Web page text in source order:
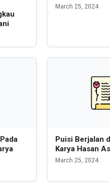
March 25, 2024
Puisi Berjalan
Karya Hasan
March 25, 2024